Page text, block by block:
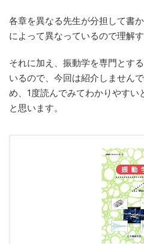
各章を異なる先生が分担して書
によって異なっているので理解
それに加え、振動学を専門とす
いるので、今回は紹介しません
め、1度読んでみてわかりやすい
と思います。